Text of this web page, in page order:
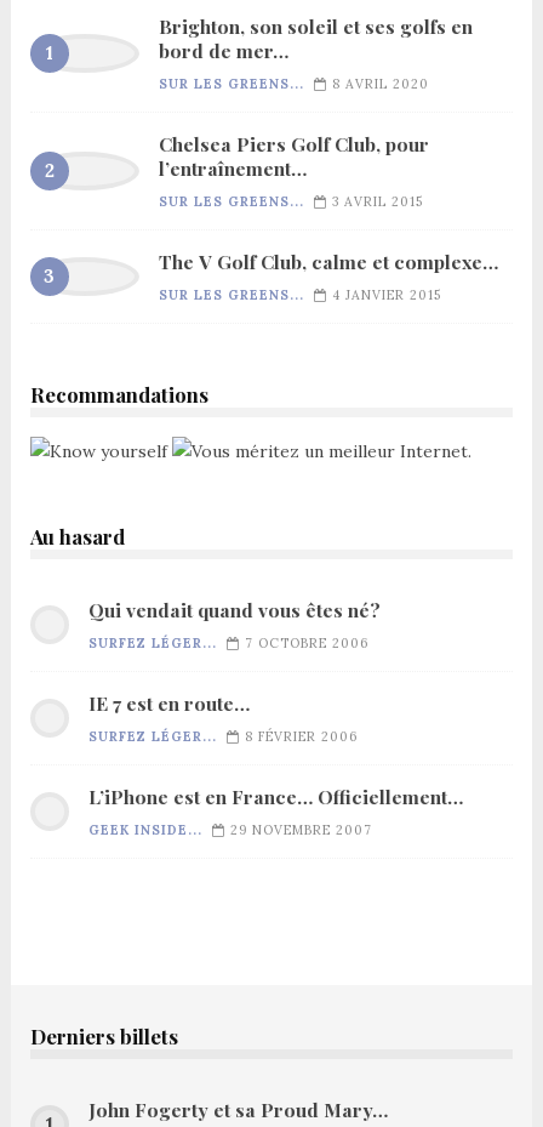
Brighton, son soleil et ses golfs en
bord de mer…
SUR LES GREENS... 8 AVRIL 2020
Chelsea Piers Golf Club, pour
l’entraînement…
SUR LES GREENS... 3 AVRIL 2015
The V Golf Club, calme et complexe…
SUR LES GREENS... 4 JANVIER 2015
Recommandations
Au hasard
Qui vendait quand vous êtes né?
SURFEZ LÉGER... 7 OCTOBRE 2006
IE 7 est en route…
SURFEZ LÉGER... 8 FÉVRIER 2006
L’iPhone est en France… Officiellement…
GEEK INSIDE... 29 NOVEMBRE 2007
Derniers billets
John Fogerty et sa Proud Mary…